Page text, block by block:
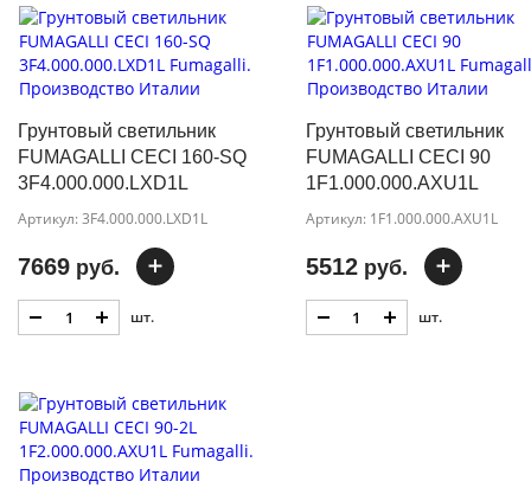
Грунтовый светильник
FUMAGALLI CECI 160-SQ
3F4.000.000.LXD1L
Артикул: 3F4.000.000.LXD1L
7669 руб.
шт.
Грунтовый светильник
FUMAGALLI CECI 90
1F1.000.000.AXU1L
Артикул: 1F1.000.000.AXU1L
5512руб.
шт.